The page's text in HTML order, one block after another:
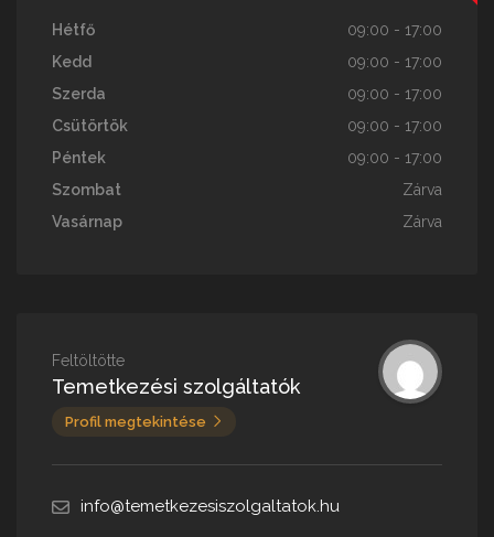
Hétfő
09:00 - 17:00
Kedd
09:00 - 17:00
Szerda
09:00 - 17:00
Csütörtök
09:00 - 17:00
Péntek
09:00 - 17:00
Szombat
Zárva
Vasárnap
Zárva
Feltöltötte
Temetkezési szolgáltatók
Profil megtekintése
info@temetkezesiszolgaltatok.hu